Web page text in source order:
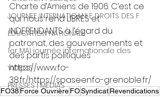
JOURNEE INTERNATIOANLE DROITS DES F
EDUCATION NATIONALE
1er MAI journée internationale des
VIDEOS
PRESSES | MEDIAS
Charte d’Amiens de 1906. C’est ce
qui nous rend LIBRES et
INDEPENDANTS à l’égard du
patronat, des gouvernements et
des partis politiques.
https://www.fo-
38.fr/https://spaseenfo-grenoble.fr/
FO38Force OuvrièreFOSyndicatRevendications